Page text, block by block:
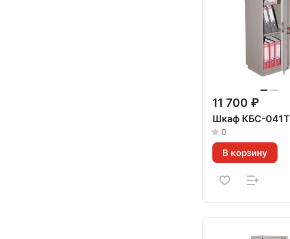
11 700 ₽
Шкаф КБС-041Т
0
В корзину